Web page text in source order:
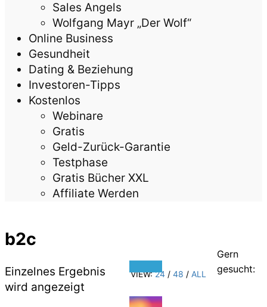
Sales Angels
Wolfgang Mayr „Der Wolf“
Online Business
Gesundheit
Dating & Beziehung
Investoren-Tipps
Kostenlos
Webinare
Gratis
Geld-Zurück-Garantie
Testphase
Gratis Bücher XXL
Affiliate Werden
b2c
VIEW: 24 / 48 / ALL
Einzelnes Ergebnis
wird angezeigt
Gern
gesucht: